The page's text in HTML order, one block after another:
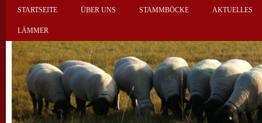
STARTSEITE ÜBER UNS STAMMBÖCKE AKTUELLES
LÄMMER